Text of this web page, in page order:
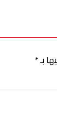
بـ*